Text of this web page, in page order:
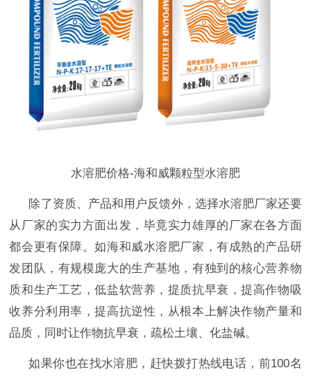
水溶肥价格-海和威颗粒型水溶肥
除了资质、产品和用户反馈外，选择水溶肥厂家还要
从厂家的实力方面出发，毕竟实力雄厚的厂家在各方面
都会更有保障。如海和威水溶肥厂家，有成熟的产品研
发团队，有规模庞大的生产基地，有独到的核心营养物
质和生产工艺，低盐软营养，提质抗早衰，提高作物吸
收养分利用率，提高抗逆性，从根本上解决作物产量和
品质，同时让作物抗早衰，疏松土壤、化盐碱。
如果你也在找水溶肥，赶快拨打热线电话，前100名